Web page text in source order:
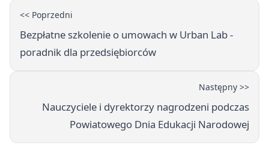
<< Poprzedni
Bezpłatne szkolenie o umowach w Urban Lab -
poradnik dla przedsiębiorców
Następny >>
Nauczyciele i dyrektorzy nagrodzeni podczas
Powiatowego Dnia Edukacji Narodowej